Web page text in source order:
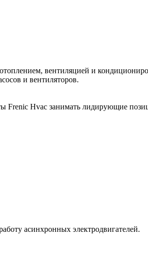
вентиляцией и
и вентиляторов.
Hvac занимать лидирующие
асинхронных электродвигателей.